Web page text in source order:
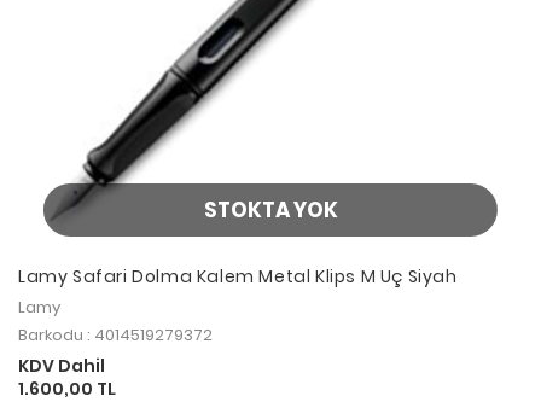
STOKTA YOK
Lamy Safari Dolma Kalem Metal Klips M Uç Siyah
Lamy
Barkodu : 4014519279372
KDV Dahil
1.600,00 TL